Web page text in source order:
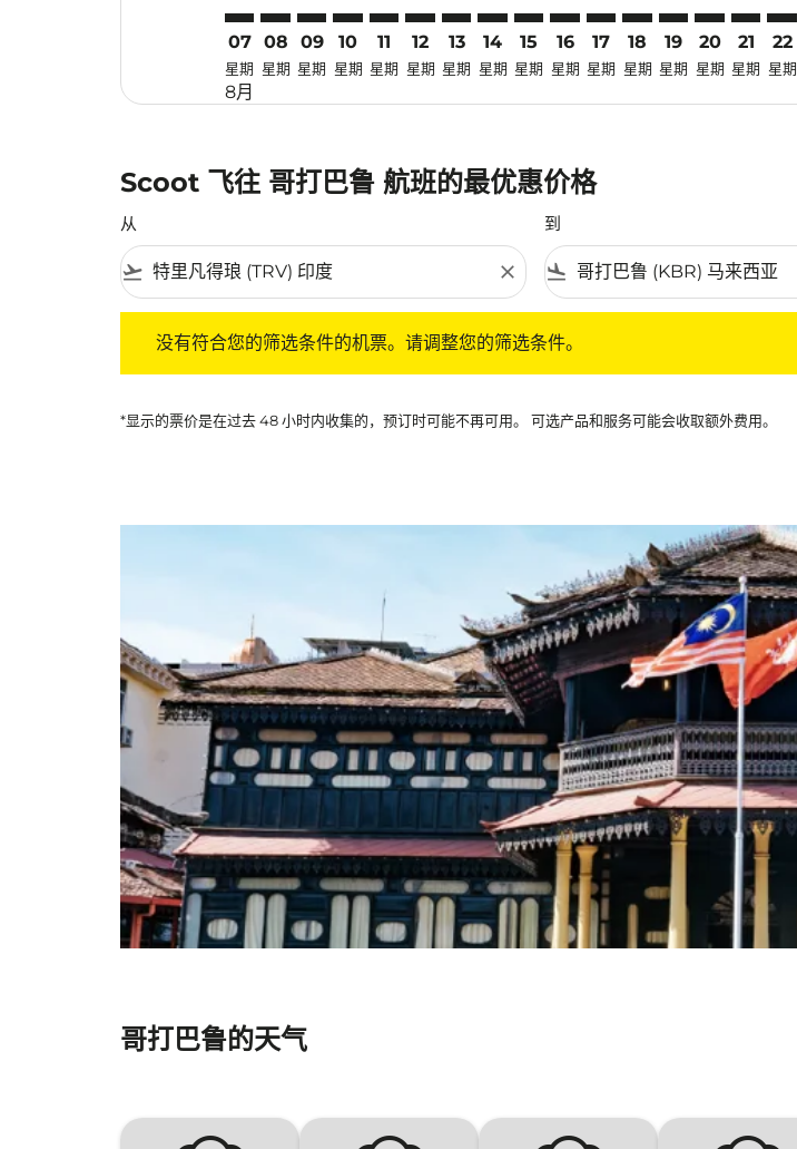
07
星期
8月
08
星期
09
星期
10
星期
11
星期
12
星期
13
星期
14
星期
15
星期
16
星期
17
星期
18
星期
19
星期
20
星期
21
星期
22
星期
Scoot 飞往 哥打巴鲁 航班的最优惠价格
从
flight_takeoff close
到
flight_land
没有符合您的筛选条件的机票。请调整您的筛选条件。
*显示的票价是在过去 48 小时内收集的，预订时可能不再可用。 可选产品和服务可能会收取额外费用。
哥打巴鲁的天气